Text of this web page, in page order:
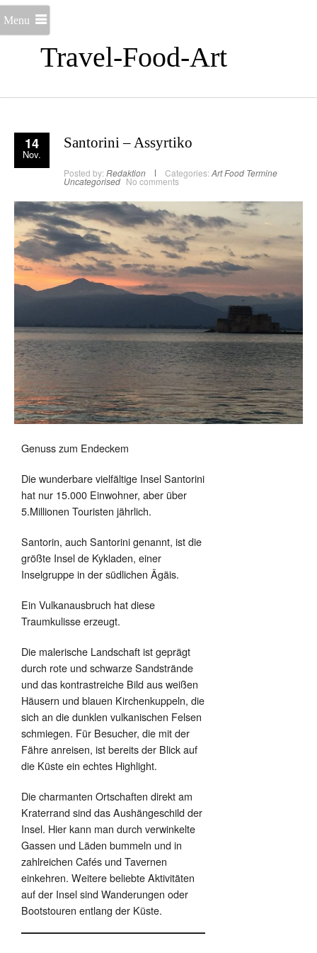
Travel-Food-Art
Menu
14
Nov.
Santorini – Assyrtiko
Posted by: Redaktion Categories: ArtFood Termine
Uncategorised No comments
Genuss zum Endeckem
Die wunderbare vielfältige Insel Santorini
hat nur 15.000 Einwohner, aber über
5.Millionen Touristen jährlich.
Santorin, auch Santorini genannt, ist die
größte Insel de Kykladen, einer
Inselgruppe in der südlichen Ägäis.
Ein Vulkanausbruch hat diese
Traumkulisse erzeugt.
Die malerische Landschaft ist geprägt
durch rote und schwarze Sandstrände
und das kontrastreiche Bild aus weißen
Häusern und blauen Kirchenkuppeln, die
sich an die dunklen vulkanischen Felsen
schmiegen. Für Besucher, die mit der
Fähre anreisen, ist bereits der Blick auf
die Küste ein echtes Highlight.
Die charmanten Ortschaften direkt am
Kraterrand sind das Aushängeschild der
Insel. Hier kann man durch verwinkelte
Gassen und Läden bummeln und in
zahlreichen Cafés und Tavernen
einkehren. Weitere beliebte Aktivitäten
auf der Insel sind Wanderungen oder
Bootstouren entlang der Küste.